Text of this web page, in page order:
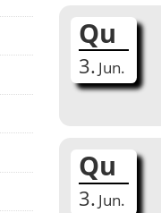
Qu
3. Jun.
Qu
3. Jun.